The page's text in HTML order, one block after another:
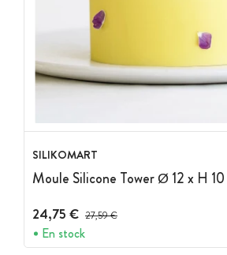
SILIKOMART
Moule Silicone Tower Ø 12 x H
24,75 € Prix avant réduction :
27,59 €
En stock